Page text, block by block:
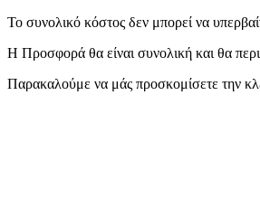
Το συνολικό κόστος δεν μπορεί να
Η Προσφορά θα είναι συνολική και θα
Παρακαλούμε να μάς προσκομίσετε την